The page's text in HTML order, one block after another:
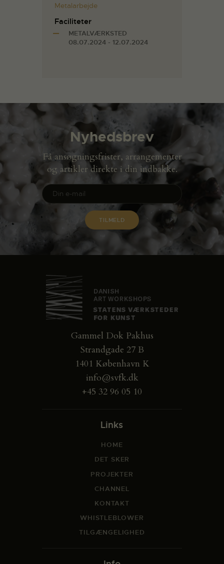
Metalarbejde
Faciliteter
METALVÆRKSTED
08.07.2024 - 12.07.2024
Nyhedsbrev
Få ansøgningsfrister, arrangementer
og artikler direkte i din indbakke.
Gammel Dok Pakhus
Strandgade 27 B
1401 København K
info@svfk.dk
+45 32 96 05 10
Links
HOME
DET SKER
PROJEKTER
CHANNEL
KONTAKT
WHISTLEBLOWER
TILGÆNGELIGHED